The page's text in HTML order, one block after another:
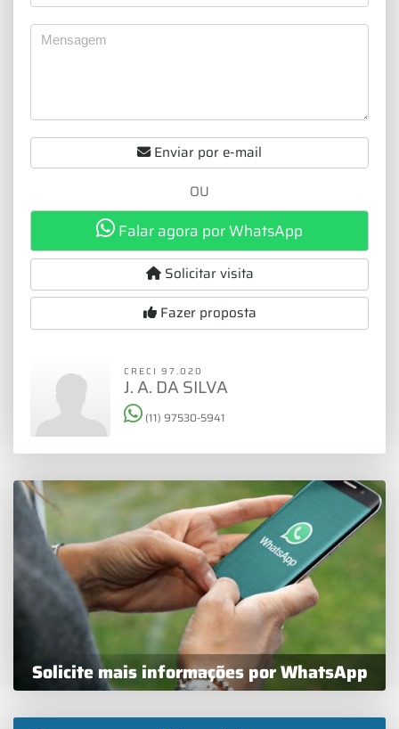
Enviar por e-mail
OU
Falar agora por WhatsApp
Solicitar visita
Fazer proposta
CRECI 97.020
J. A. DA SILVA
(11) 97530-5941
Solicite mais informações por WhatsApp